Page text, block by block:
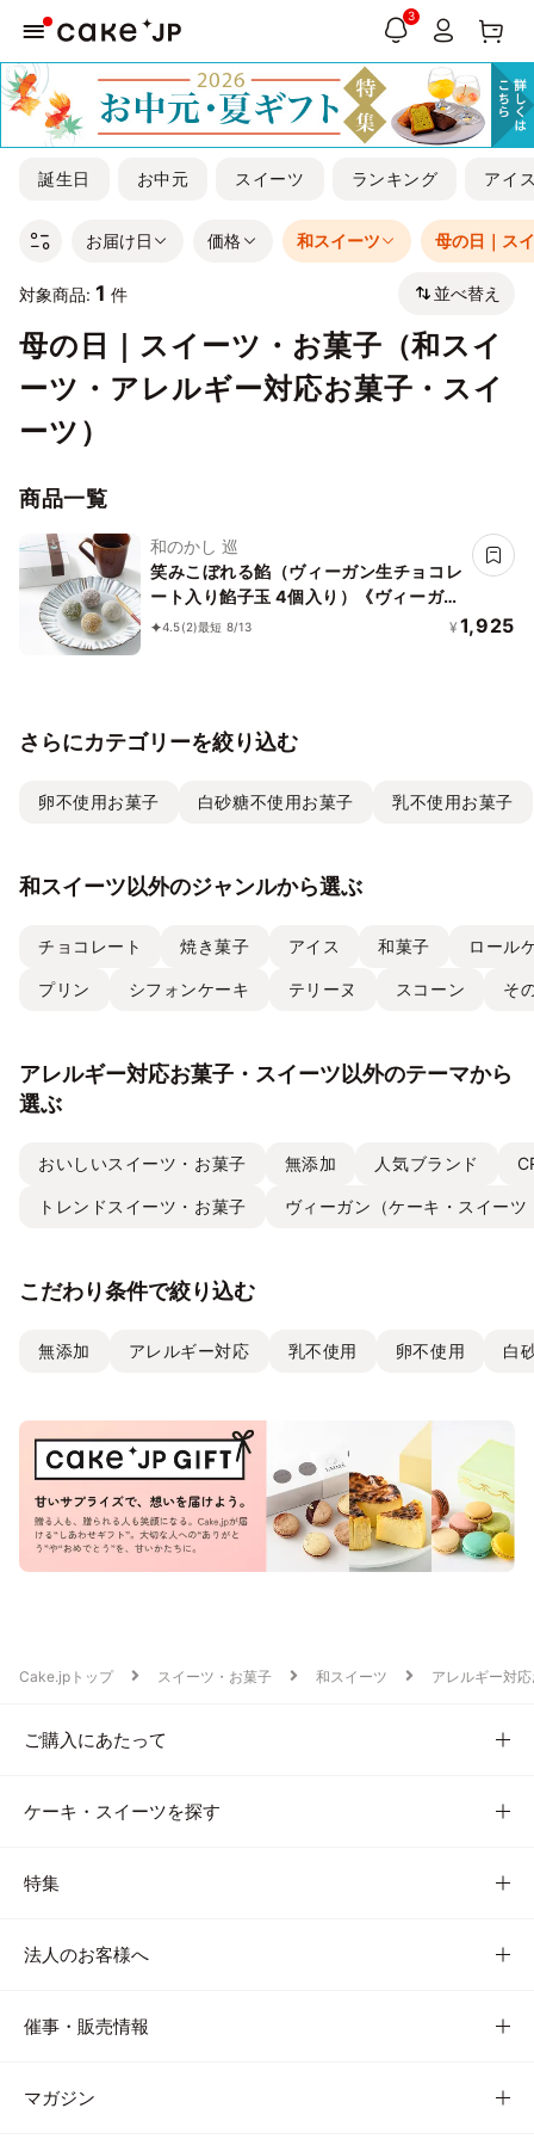
3
誕生日 お中元 スイーツ ランキング アイ
お届け日 価格 和スイーツ 母の日｜ス
対象商品: 1 件 並べ替え
母の日｜スイーツ・お菓子（和スイ
ーツ・アレルギー対応お菓子・スイ
ーツ）
商品一覧
和のかし 巡
笑みこぼれる餡（ヴィーガン生チョコレ
ート入り餡子玉 4個入り）《ヴィーガン
スイーツ》
4.5(2)最短 8/13 ¥ 1,925
さらにカテゴリーを絞り込む
卵不使用お菓子 白砂糖不使用お菓子 乳不使用お菓子
和スイーツ以外のジャンルから選ぶ
チョコレート 焼き菓子 アイス 和菓子 ロール
プリン シフォンケーキ テリーヌ スコーン そ
アレルギー対応お菓子・スイーツ以外のテーマから
選ぶ
おいしいスイーツ・お菓子 無添加 人気ブランド
トレンドスイーツ・お菓子 ヴィーガン（ケーキ・スイーツ
こだわり条件で絞り込む
無添加 アレルギー対応 乳不使用 卵不使用 白
Cake.jpトップ スイーツ・お菓子 和スイーツ アレルギー対
ご購入にあたって
ケーキ・スイーツを探す
特集
法人のお客様へ
催事・販売情報
マガジン